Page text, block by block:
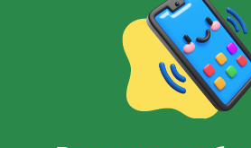
Что еще нужно знать
Не оставляет ребенка
без присмотра